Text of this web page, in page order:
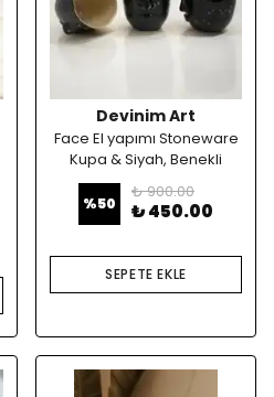
Devinim Art
Face El yapımı Stoneware
Kupa & Siyah, Benekli
%50
₺ 900.00
₺ 450.00
SEPETE EKLE